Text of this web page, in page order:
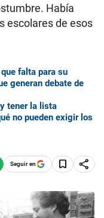
Había
escolares de esos
falta para su
generan debate de
tener la lista
no pueden exigir los
Seguir en